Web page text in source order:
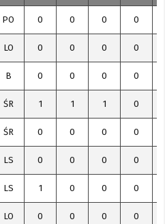
PO 0 0 0 0
LO 0 0 0 0
B 0 0 0 0
ŚR 1 1 1 0
ŚR 0 0 0 0
LS 0 0 0 0
LS 1 0 0 0
LO 0 0 0 0